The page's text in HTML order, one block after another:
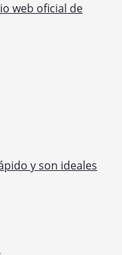
web oficial de
y son ideales